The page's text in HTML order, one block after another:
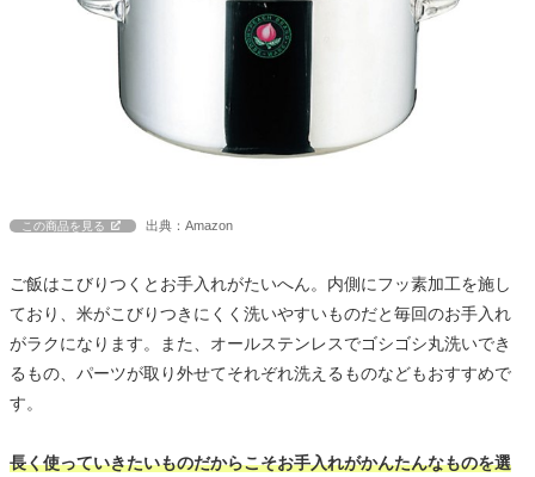
この商品を見る 出典：Amazon
ご飯はこびりつくとお手入れがたいへん。内側にフッ素加工を施し
ており、米がこびりつきにくく洗いやすいものだと毎回のお手入れ
がラクになります。また、オールステンレスでゴシゴシ丸洗いでき
るもの、パーツが取り外せてそれぞれ洗えるものなどもおすすめで
す。
長く使っていきたいものだからこそお手入れがかんたんなものを選